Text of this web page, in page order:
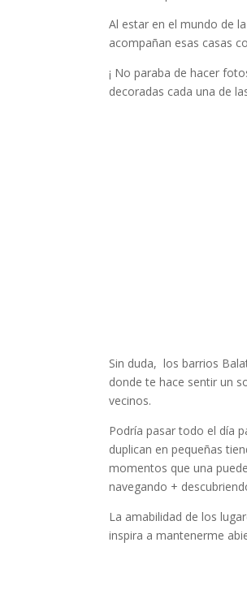
Al estar en el mundo de
acompañan esas casas
¡ No paraba de hacer
decoradas cada una de
Sin duda, los barrios
donde te hace sentir un
vecinos.
Podría pasar todo el día
duplican en pequeñas
momentos que una
navegando +
La amabilidad de los
inspira a mantenerme